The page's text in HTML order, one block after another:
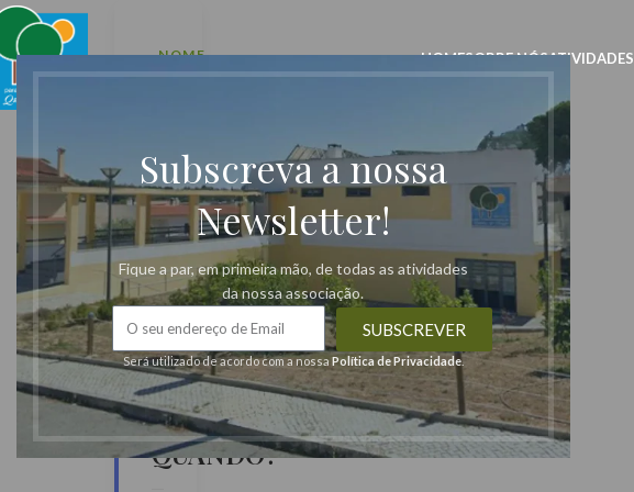
Subscreva a nossa
Newsletter!
Fique a par, em primeira mão, de todas as atividades
da nossa associação.
SUBSCREVER
Será utilizado de acordo com a nossa Política de Privacidade.
HOMESOBRE NÓSATIVIDADES
NOME
DO
a
pares
📅
QUANDO?